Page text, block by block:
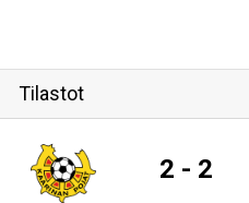
Tilastot
2 - 2